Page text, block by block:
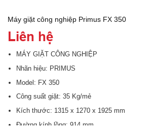
Máy giặt công nghiệp Primus FX 350
Liên hệ
MÁY GIẶT CÔNG NGHIỆP
Nhãn hiệu: PRIMUS
Model: FX 350
Công suất giặt: 35 Kg/mẻ
Kích thước: 1315 x 1270 x 1925 mm